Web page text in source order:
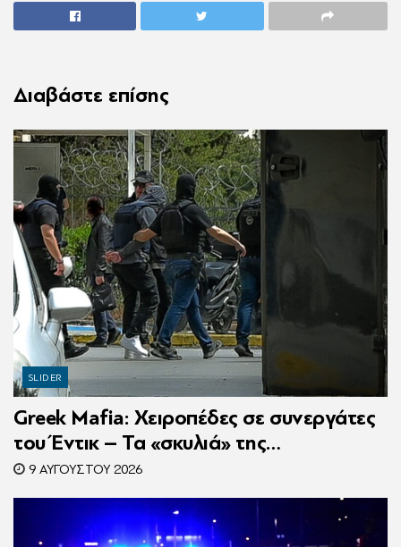
Διαβάστε επίσης
SLIDER
Greek Mafia: Χειροπέδες σε συνεργάτες
του Έντικ – Τα «σκυλιά» της
ρωσόφωνης μαφίας, οι εκβιασμοί και το
υπερπολυτελές Audi
9 ΑΥΓΟΎΣΤΟΥ 2026